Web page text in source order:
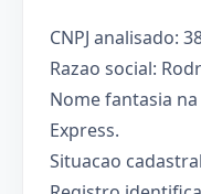
CNPJ analisado:
Razao social:
Nome fantasia
Express.
Situacao